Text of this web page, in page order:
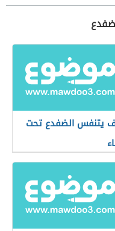
يتنفس الضفدع تحت